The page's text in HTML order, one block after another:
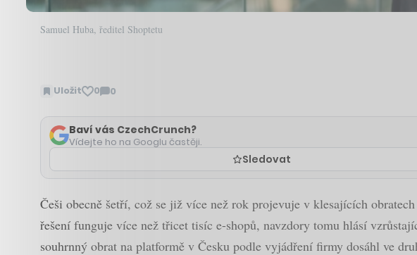
Samuel Huba, ředitel Shoptetu
Uložit 0 0
Zobrazit
Baví vás CzechCrunch?
Vídejte ho na Googlu častěji.
Sledovat
Češi obecně šetří, což se již více než rok projevuje v klesajících
řešení funguje více než třicet tisíc e-shopů, navzdory tomu hlásí
souhrnný obrat na platformě v Česku podle vyjádření firmy dosáhl ve